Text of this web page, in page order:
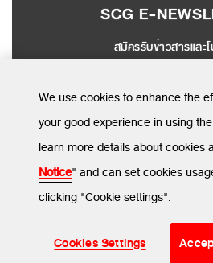
SCG E-
สมัครรับข่าวสารและ
© SCG CBM 2024. All
ข้อกำหนดและเงื่อนไข
นโยบายการใช้คุ
We use cookies to enhance the
your good experience in using
learn more details about cookies
Notice" and can set cookies
clicking "Cookie settings".
Cookies Settings